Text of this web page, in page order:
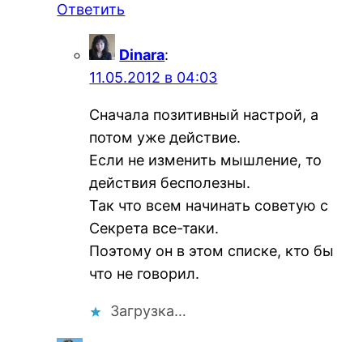
Ответить
Dinara:
11.05.2012 в 04:03
Сначала позитивный настрой, а
потом уже действие.
Если не изменить мышление, то
действия бесполезны.
Так что всем начинать советую с
Секрета все-таки.
Поэтому он в этом списке, кто бы
что не говорил.
Загрузка…